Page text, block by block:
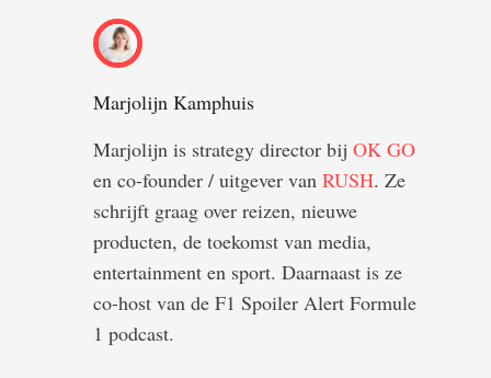
Marjolijn Kamphuis
Marjolijn is strategy director bij OK GO
en co-founder / uitgever van RUSH. Ze
schrijft graag over reizen, nieuwe
producten, de toekomst van media,
entertainment en sport. Daarnaast is ze
co-host van de F1 Spoiler Alert Formule
1 podcast.